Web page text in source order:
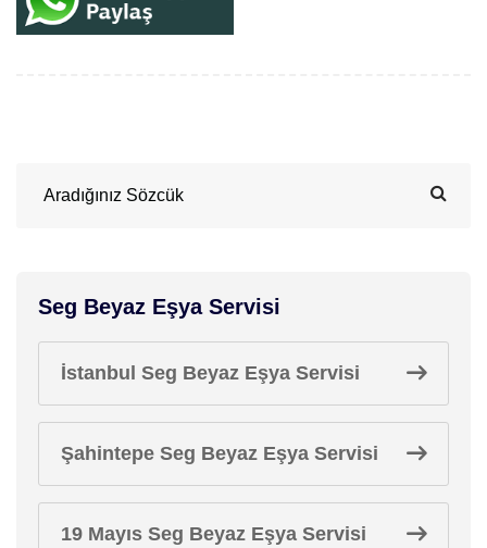
Seg Beyaz Eşya Servisi
İstanbul Seg Beyaz Eşya Servisi
Şahintepe Seg Beyaz Eşya Servisi
19 Mayıs Seg Beyaz Eşya Servisi